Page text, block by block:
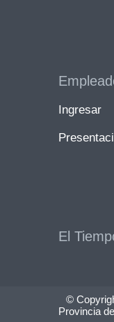
Ingresar
El
©
Provincia